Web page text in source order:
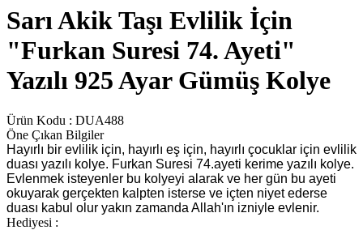
Sarı Akik Taşı Evlilik İçin
"Furkan Suresi 74. Ayeti"
Yazılı 925 Ayar Gümüş Kolye
Ürün Kodu : DUA488
Öne Çıkan Bilgiler
Hayırlı bir evlilik için, hayırlı eş için, hayırlı çocuklar için evlilik
duası yazılı kolye. Furkan Suresi 74.ayeti kerime yazılı kolye.
Evlenmek isteyenler bu kolyeyi alarak ve her gün bu ayeti
okuyarak gerçekten kalpten isterse ve içten niyet ederse
duası kabul olur yakın zamanda Allah'ın izniyle evlenir.
Hediyesi :